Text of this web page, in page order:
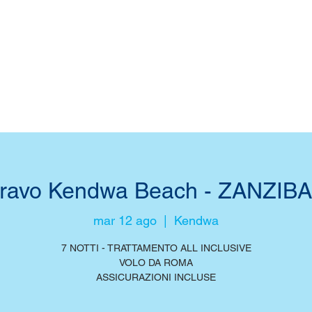
Kendwa Beach -
mar 12 ago
  |
Kendwa
7 NOTTI - TRATTAMENTO ALL INCLUSIVE
VOLO DA ROMA
ASSICURAZIONI INCLUSE